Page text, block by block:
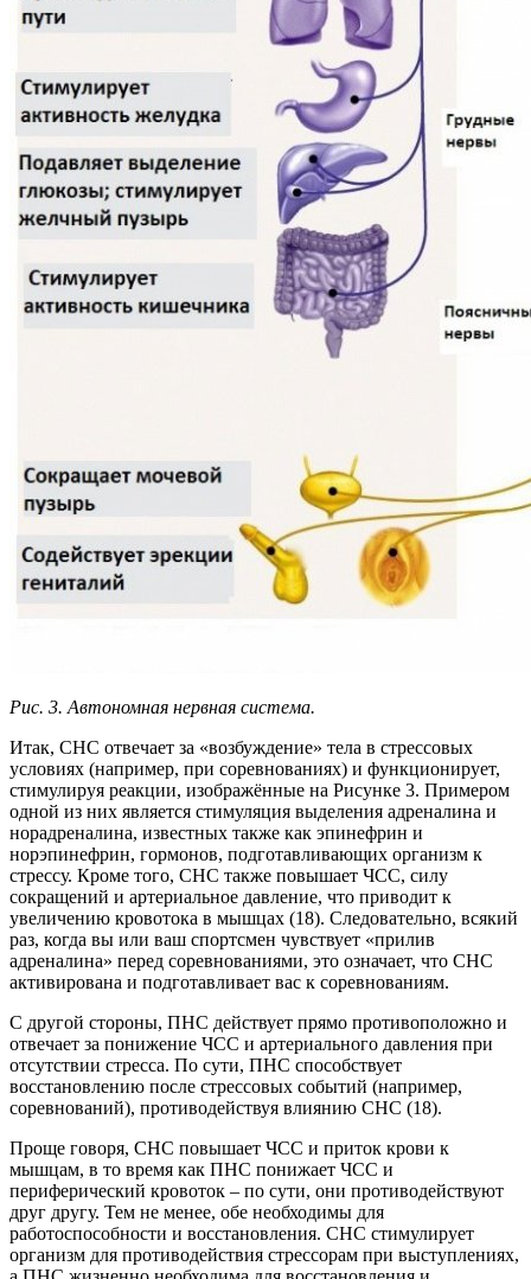
Рис. 3. Автономная нервная система.
Итак, СНС отвечает за «возбуждение» тела в стрессовых
условиях (например, при соревнованиях) и функционирует,
стимулируя реакции, изображённые на Рисунке 3. Примером
одной из них является стимуляция выделения адреналина и
норадреналина, известных также как эпинефрин и
норэпинефрин, гормонов, подготавливающих организм к
стрессу. Кроме того, СНС также повышает ЧСС, силу
сокращений и артериальное давление, что приводит к
увеличению кровотока в мышцах (18). Следовательно, всякий
раз, когда вы или ваш спортсмен чувствует «прилив
адреналина» перед соревнованиями, это означает, что СНС
активирована и подготавливает вас к соревнованиям.
С другой стороны, ПНС действует прямо противоположно и
отвечает за понижение ЧСС и артериального давления при
отсутствии стресса. По сути, ПНС способствует
восстановлению после стрессовых событий (например,
соревнований), противодействуя влиянию СНС (18).
Проще говоря, СНС повышает ЧСС и приток крови к
мышцам, в то время как ПНС понижает ЧСС и
периферический кровоток – по сути, они противодействуют
друг другу. Тем не менее, обе необходимы для
работоспособности и восстановления. СНС стимулирует
организм для противодействия стрессорам при выступлениях,